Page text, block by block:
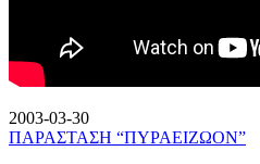
2003-03-30
ΠΑΡΑΣΤΑΣΗ “ΠΥΡΑΕΙΖΩΟΝ”